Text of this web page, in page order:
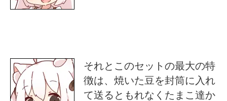
それとこのセットの最大の特
徴は、焼いた豆を封筒に入れ
て送るともれなくたまこ達か